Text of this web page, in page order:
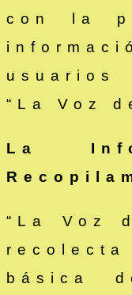
con la
usuarios
“La Voz
La
“La Voz
básica